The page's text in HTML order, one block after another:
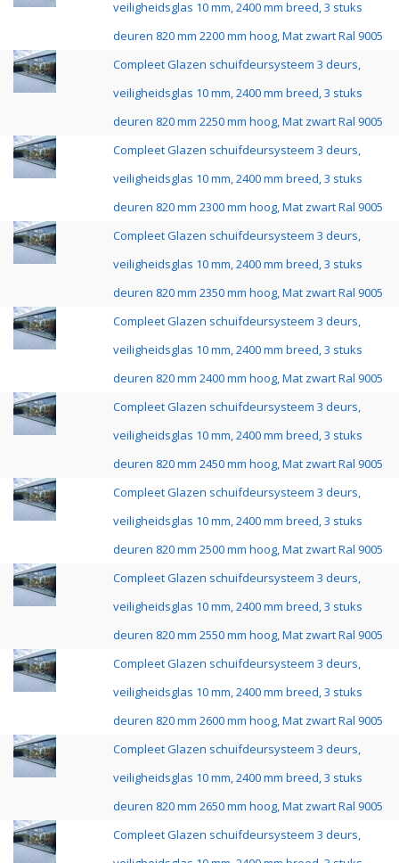
veiligheidsglas 10 mm, 2400 mm breed, 3 stuks
deuren 820 mm 2200 mm hoog, Mat zwart Ral 9005
Compleet Glazen schuifdeursysteem 3 deurs,
veiligheidsglas 10 mm, 2400 mm breed, 3 stuks
deuren 820 mm 2250 mm hoog, Mat zwart Ral 9005
Compleet Glazen schuifdeursysteem 3 deurs,
veiligheidsglas 10 mm, 2400 mm breed, 3 stuks
deuren 820 mm 2300 mm hoog, Mat zwart Ral 9005
Compleet Glazen schuifdeursysteem 3 deurs,
veiligheidsglas 10 mm, 2400 mm breed, 3 stuks
deuren 820 mm 2350 mm hoog, Mat zwart Ral 9005
Compleet Glazen schuifdeursysteem 3 deurs,
veiligheidsglas 10 mm, 2400 mm breed, 3 stuks
deuren 820 mm 2400 mm hoog, Mat zwart Ral 9005
Compleet Glazen schuifdeursysteem 3 deurs,
veiligheidsglas 10 mm, 2400 mm breed, 3 stuks
deuren 820 mm 2450 mm hoog, Mat zwart Ral 9005
Compleet Glazen schuifdeursysteem 3 deurs,
veiligheidsglas 10 mm, 2400 mm breed, 3 stuks
deuren 820 mm 2500 mm hoog, Mat zwart Ral 9005
Compleet Glazen schuifdeursysteem 3 deurs,
veiligheidsglas 10 mm, 2400 mm breed, 3 stuks
deuren 820 mm 2550 mm hoog, Mat zwart Ral 9005
Compleet Glazen schuifdeursysteem 3 deurs,
veiligheidsglas 10 mm, 2400 mm breed, 3 stuks
deuren 820 mm 2600 mm hoog, Mat zwart Ral 9005
Compleet Glazen schuifdeursysteem 3 deurs,
veiligheidsglas 10 mm, 2400 mm breed, 3 stuks
deuren 820 mm 2650 mm hoog, Mat zwart Ral 9005
Compleet Glazen schuifdeursysteem 3 deurs,